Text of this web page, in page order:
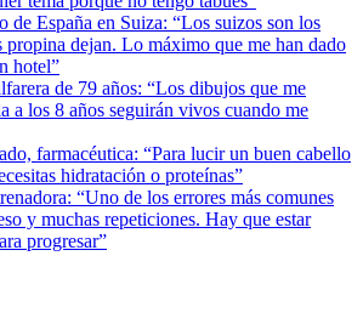
de España en Suiza: “Los suizos son los
propina dejan. Lo máximo que me han dado
hotel”
de 79 años: “Los dibujos que me
a los 8 años seguirán vivos cuando me
farmacéutica: “Para lucir un buen cabello
hidratación o proteínas”
“Uno de los errores más comunes
y muchas repeticiones. Hay que estar
progresar”